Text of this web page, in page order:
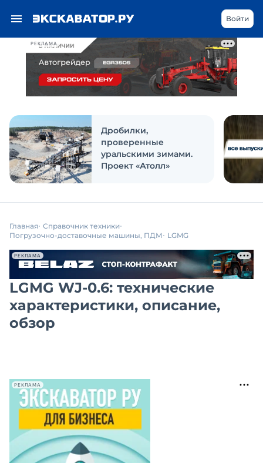
РЕКЛАМА
Войти
Дробилки,
проверенные
уральскими зимами.
Проект «Атолл»
Главная Справочник техники
Погрузочно-доставочные машины, ПДМ
LGMG
РЕКЛАМА
LGMG WJ-0.6: технические
характеристики, описание,
обзор
РЕКЛАМА